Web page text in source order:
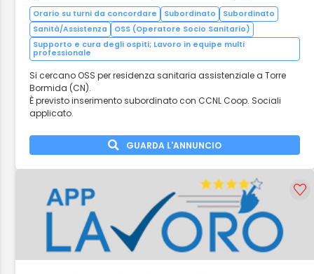
Orario su turni da concordare Subordinato
Subordinato
Sanità/Assistenza
OSS (Operatore Socio Sanitario)
Supporto e cura degli ospiti; Lavoro in equipe multi
professionale
Si cercano OSS per residenza sanitaria assistenziale a Torre
Bormida (CN).
È previsto inserimento subordinato con CCNL Coop. Sociali
applicato.
GUARDA L'ANNUNCIO